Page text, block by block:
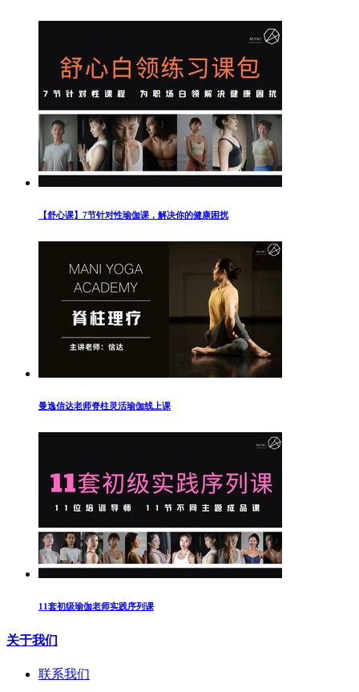
【舒心课】7节针对性瑜伽课，解决你的健康困扰
曼逸信达老师脊柱灵活瑜伽线上课
11套初级瑜伽老师实践序列课
关于我们
联系我们